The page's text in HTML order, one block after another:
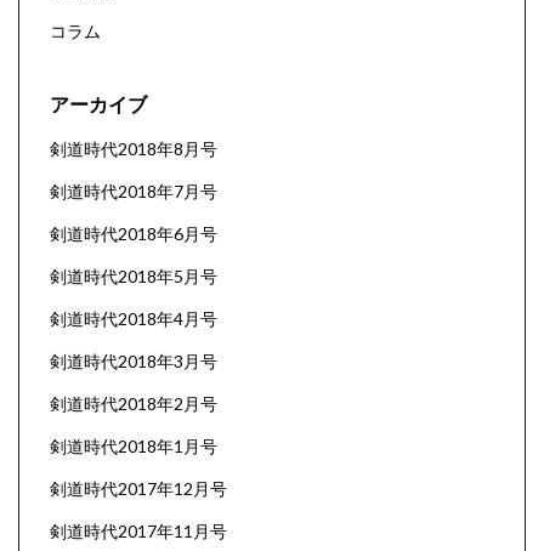
コラム
アーカイブ
剣道時代2018年8月号
剣道時代2018年7月号
剣道時代2018年6月号
剣道時代2018年5月号
剣道時代2018年4月号
剣道時代2018年3月号
剣道時代2018年2月号
剣道時代2018年1月号
剣道時代2017年12月号
剣道時代2017年11月号